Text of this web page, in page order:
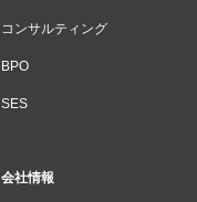
コンサルティング
BPO
SES
会社情報